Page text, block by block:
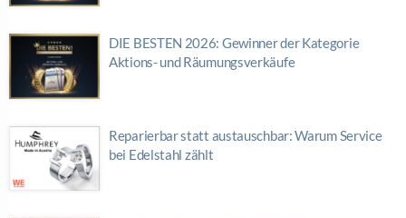
DIE BESTEN 2026: Gewinner der Kategorie
Aktions- und Räumungsverkäufe
Reparierbar statt austauschbar: Warum Service
bei Edelstahl zählt